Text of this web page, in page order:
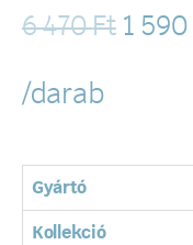
6 470Ft 1 590
/darab
Gyártó
Kollekció